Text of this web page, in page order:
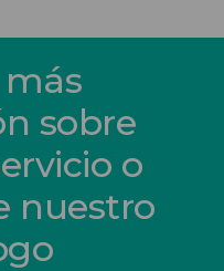
sobre
o
nuestro